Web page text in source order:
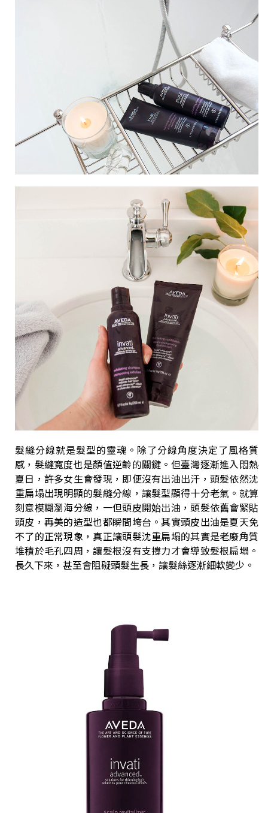
髮縫分線就是髮型的靈魂。除了分線角度決定了風格質
感，髮縫寬度也是顏值逆齡的關鍵。但臺灣逐漸進入悶熱
夏日，許多女生會發現，即便沒有出油出汗，頭髮依然沈
重扁塌出現明顯的髮縫分線，讓髮型顯得十分老氣。就算
刻意模糊瀏海分線，一但頭皮開始出油，頭髮依舊會緊貼
頭皮，再美的造型也都瞬間垮台。其實頭皮出油是夏天免
不了的正常現象，真正讓頭髮沈重扁塌的其實是老廢角質
堆積於毛孔四周，讓髮根沒有支撐力才會導致髮根扁塌。
長久下來，甚至會阻礙頭髮生長，讓髮絲逐漸細軟變少。